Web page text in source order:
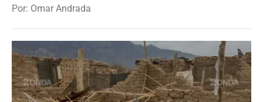
Por: Omar Andrada